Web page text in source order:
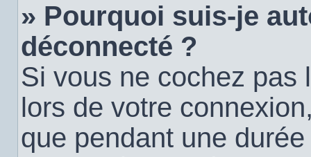
» Pourquoi suis-je
déconnecté ?
Si vous ne cochez
lors de votre
que pendant une